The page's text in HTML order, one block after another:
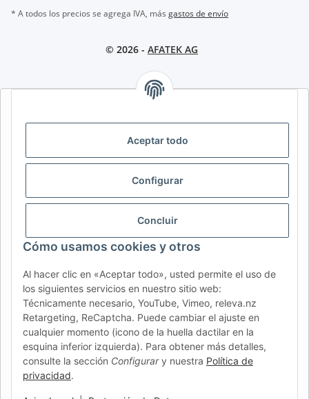
Aceptar todo
Configurar
Concluir
Cómo usamos cookies y otros
Al hacer clic en «Aceptar todo», usted permite el uso de
los siguientes servicios en nuestro sitio web:
Técnicamente necesario, YouTube, Vimeo, releva.nz
Retargeting, ReCaptcha. Puede cambiar el ajuste en
cualquier momento (icono de la huella dactilar en la
esquina inferior izquierda). Para obtener más detalles,
consulte la sección Configurary nuestra Política de
privacidad.
* A todos los precios se agrega IVA, más gastos de envío
© 2026 - AFATEK AG
SELECT REGION & LANGUAGE | CHOISIR LA RÉGION ET LA
DE AT CH (DE) CH (FR)
BE (NL)
CZ
RO HR
AFATEK México| Su experto en refacciones para remolques
y vehículos comerciales
Contacto y soporte: moc.ketafa@ofni
Envío directo desde nuestro centro logístico en Alemania.